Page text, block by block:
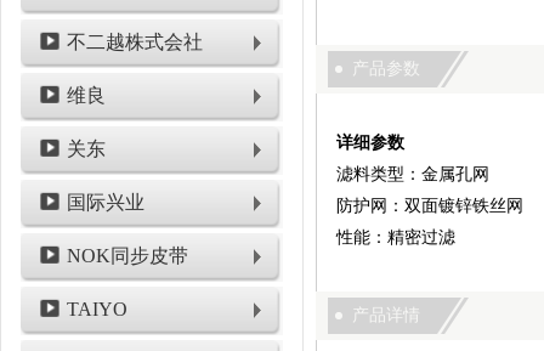
不二越株式会社
维良
关东
国际兴业
NOK同步皮带
TAIYO
产品参数
详细参数
滤料类型：金属孔网
防护网：双面镀锌铁丝网
性能：精密过滤
产品详情